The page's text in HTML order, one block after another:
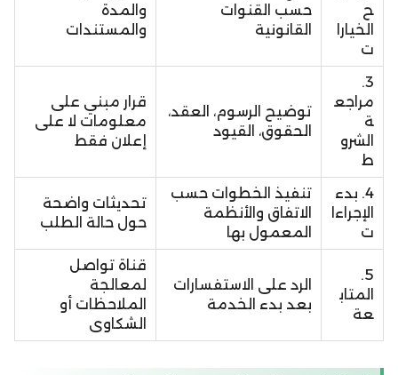
ح
الخيارا
ت
حسب القنوات
القانونية
والمدة
والمستندات
3.
مراجع
ة
الشرو
ط
توضيح الرسوم، العقد،
الحقوق، القيود
قرار مبني على
معلومات لا على
إعلان فقط
4. بدء
الإجراءا
ت
تنفيذ الخطوات حسب
الاتفاق والأنظمة
المعمول بها
تحديثات واضحة
حول حالة الطلب
5.
المتاب
عة
الرد على الاستفسارات
بعد بدء الخدمة
قناة تواصل
لمعالجة
الملاحظات أو
الشكاوى